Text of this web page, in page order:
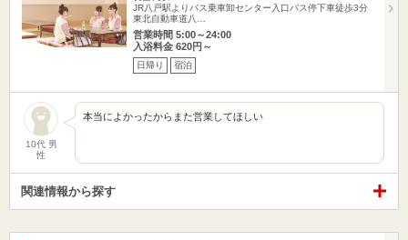
JR八戸駅よりバス乗車卸センター入口バス停下車徒歩3分
東北自動車道八…
営業時間 5:00～24:00
入浴料金 620円～
日帰り 宿泊
10代 男
性
本当によかったからまた営業してほしい
関連情報から探す